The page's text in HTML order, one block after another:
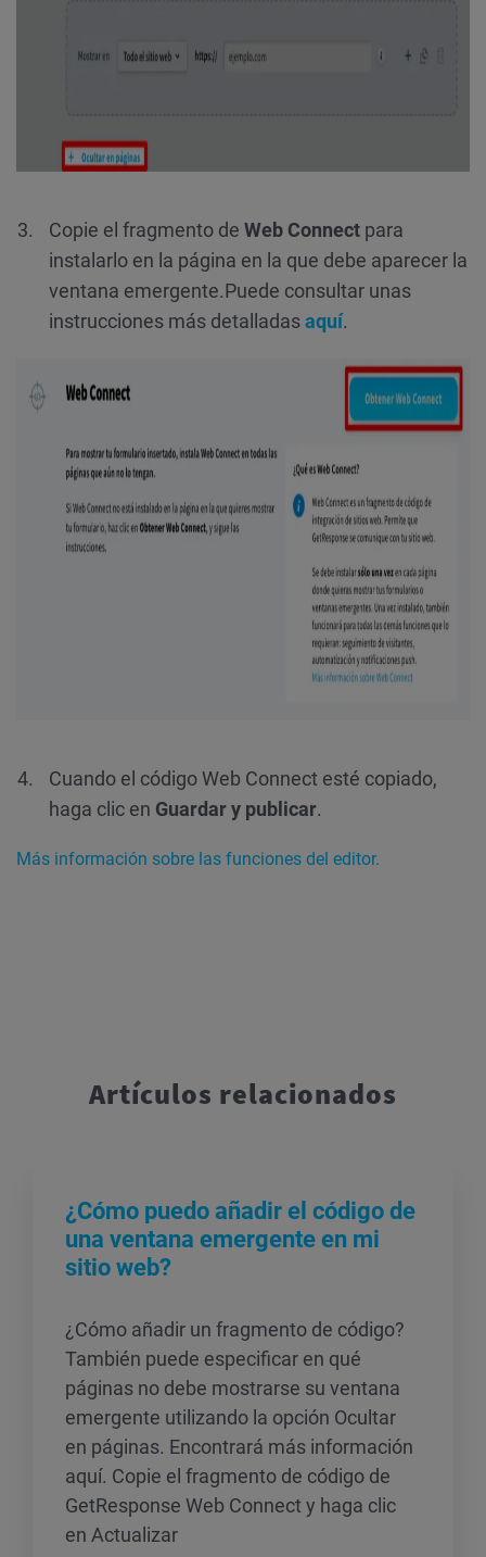
Copie el fragmento de Web Connect para
instalarlo en la página en la que debe aparecer la
ventana emergente.Puede consultar unas
instrucciones más detalladasaquí.
Cuando el código Web Connect esté copiado,
haga clic en Guardar y publicar.
Más información sobre las funciones del editor.
Artículos relacionados
¿Cómo puedo añadir el código de
una ventana emergente en mi
sitio web?
¿Cómo añadir un fragmento de código?
También puede especificar en qué
páginas no debe mostrarse su ventana
emergente utilizando la opción Ocultar
en páginas. Encontrará más información
aquí. Copie el fragmento de código de
GetResponse Web Connect y haga clic
en Actualizar